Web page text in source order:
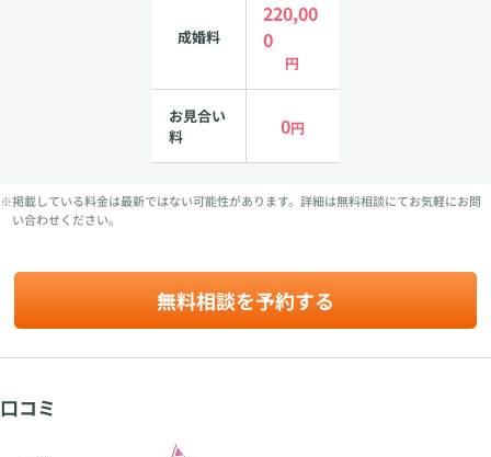
成婚料
220,00
0
円
お見合い
料
0円
※掲載している料金は最新ではない可能性があります。詳細は無料相談にてお気軽にお問
い合わせください。
無料相談を予約する
口コミ